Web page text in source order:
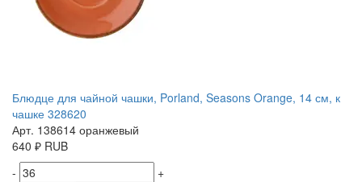
Блюдце для чайной чашки, Porland, Seasons Orange, 14 см, к
чашке 328620
Арт. 138614 оранжевый
640 ₽ RUB
-
+